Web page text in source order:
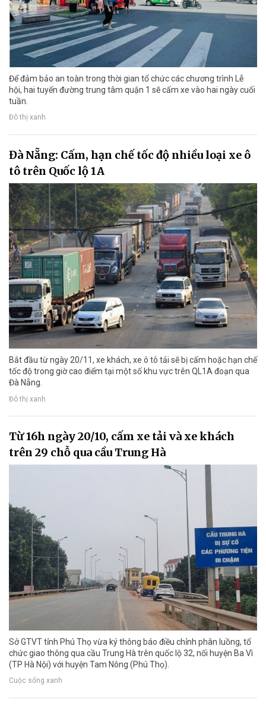
Để đảm bảo an toàn trong thời gian tổ chức các chương trình Lễ
hội, hai tuyến đường trung tâm quận 1 sẽ cấm xe vào hai ngày cuối
tuần.
Đô thị xanh
Đà Nẵng: Cấm, hạn chế tốc độ nhiều loại xe ô
tô trên Quốc lộ 1A
Bắt đầu từ ngày 20/11, xe khách, xe ô tô tải sẽ bị cấm hoặc hạn chế
tốc độ trong giờ cao điểm tại một số khu vực trên QL1A đoạn qua
Đà Nẵng.
Đô thị xanh
Từ 16h ngày 20/10, cấm xe tải và xe khách
trên 29 chỗ qua cầu Trung Hà
Sở GTVT tỉnh Phú Thọ vừa ký thông báo điều chỉnh phân luồng, tổ
chức giao thông qua cầu Trung Hà trên quốc lộ 32, nối huyện Ba Vì
(TP Hà Nội) với huyện Tam Nông (Phú Thọ).
Cuộc sống xanh